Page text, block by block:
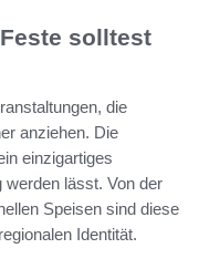
solltest
die
anziehen. Die
einzigartiges
werden lässt. Von der
Speisen sind diese
Identität.